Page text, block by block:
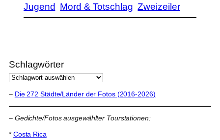
Jugend
Mord & Totschlag Zweizeiler
Schlagwörter
– Die 272 Städte/Länder der Fotos (2016-2026)
– Gedichte/Fotos ausgewählter Tourstationen:
* Costa Rica